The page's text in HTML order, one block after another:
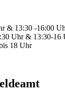
& 13:30 -16:00
Uhr & 13:30-16
18 Uhr